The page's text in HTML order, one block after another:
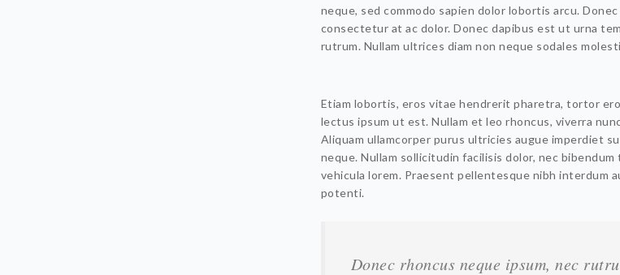
neque, sed commodo sapien dolor lobortis arcu.
consectetur at ac dolor. Donec dapibus est ut urna
rutrum. Nullam ultrices diam non neque sodales
Etiam lobortis, eros vitae hendrerit pharetra, tortor
lectus ipsum ut est. Nullam et leo rhoncus, viverra
Aliquam ullamcorper purus ultricies augue imperdiet
neque. Nullam sollicitudin facilisis dolor, nec bibendum
vehicula lorem. Praesent pellentesque nibh interdum
potenti.
Donec rhoncus neque ipsum, nec